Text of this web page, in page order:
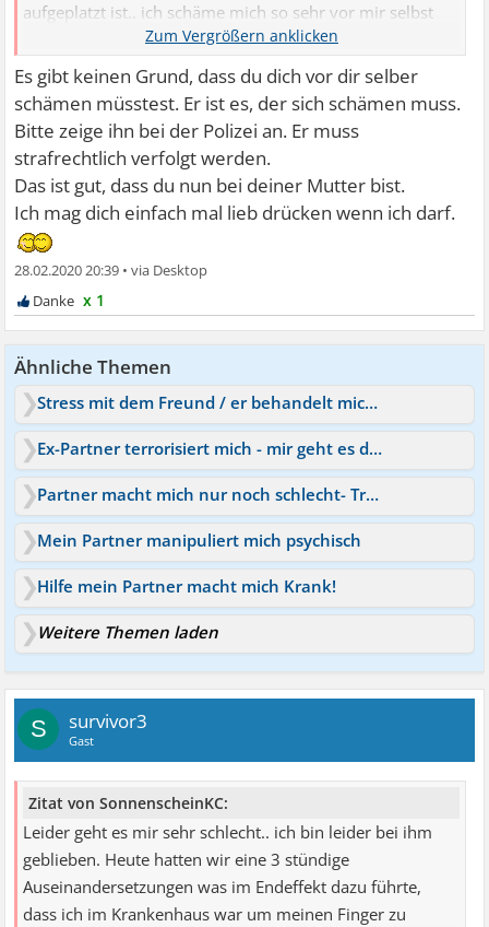
aufgeplatzt ist.. ich schäme mich so sehr vor mir selbst
und er zeigt wie immer keine Reue und denkt ich hätte es
verdient. Meine Sachen sind nun alle bei meiner Mutter
und ich will nicht mehr zu ihm zurück.
Es gibt keinen Grund, dass du dich vor dir selber
schämen müsstest. Er ist es, der sich schämen muss.
Bitte zeige ihn bei der Polizei an. Er muss
strafrechtlich verfolgt werden.
Das ist gut, dass du nun bei deiner Mutter bist.
Ich mag dich einfach mal lieb drücken wenn ich darf.
28.02.2020 20:39 •
x 1
Ähnliche Themen
Stress mit dem Freund / er behandelt mich schlecht
Ex-Partner terrorisiert mich - mir geht es deshalb schlecht
Partner macht mich nur noch schlecht- Trennung?
Mein Partner manipuliert mich psychisch
Hilfe mein Partner macht mich Krank!
Weitere Themen laden
S survivor3
Gast
Zitat von SonnenscheinKC:
Leider geht es mir sehr schlecht.. ich bin leider bei ihm
geblieben. Heute hatten wir eine 3 stündige
Auseinandersetzungen was im Endeffekt dazu führte,
dass ich im Krankenhaus war um meinen Finger zu